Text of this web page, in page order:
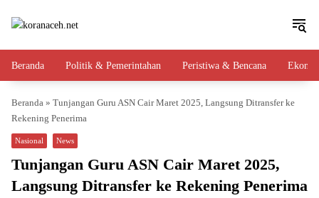
Beranda Politik & Pemerintahan Peristiwa & Bencana
Beranda » Tunjangan Guru ASN Cair Maret 2025, Langsung Ditransfer ke
Rekening Penerima
Nasional News
Tunjangan Guru ASN Cair Maret 2025,
Langsung Ditransfer ke Rekening Penerima